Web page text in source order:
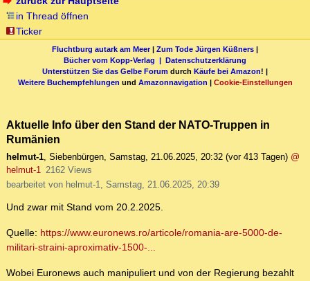
in Thread öffnen
Ticker
Fluchtburg autark am Meer| Zum Tode Jürgen Küßners |
Bücher vom Kopp-Verlag | Datenschutzerklärung
Unterstützen Sie das Gelbe Forum durch Käufe bei Amazon! |
Weitere Buchempfehlungen und Amazonnavigation | Cookie-Einstellungen
Aktuelle Info über den Stand der NATO-Truppen in
Rumänien
helmut-1, Siebenbürgen, Samstag, 21.06.2025, 20:32 (vor 413 Tagen) @
helmut-1 2162 Views
bearbeitet von helmut-1, Samstag, 21.06.2025, 20:39
Und zwar mit Stand vom 20.2.2025.
Quelle: https://www.euronews.ro/articole/romania-are-5000-de-
militari-straini-aproximativ-1500-...
Wobei Euronews auch manipuliert und von der Regierung bezahlt